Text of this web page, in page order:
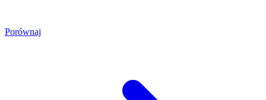
Porównaj